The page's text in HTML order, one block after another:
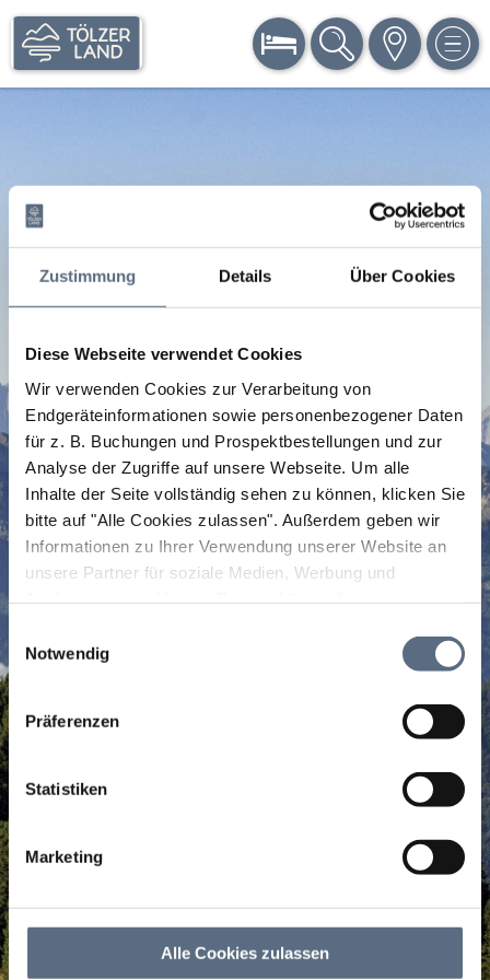
Zustimmung Details Über Cookies
Diese Webseite verwendet Cookies
Wir verwenden Cookies zur Verarbeitung von
Endgeräteinformationen sowie personenbezogener Daten
für z. B. Buchungen und Prospektbestellungen und zur
Analyse der Zugriffe auf unsere Webseite. Um alle
Inhalte der Seite vollständig sehen zu können, klicken Sie
bitte auf "Alle Cookies zulassen". Außerdem geben wir
Informationen zu Ihrer Verwendung unserer Website an
unsere Partner für soziale Medien, Werbung und
zusammen, die Sie ihnen bereitgestellt haben oder die
sie im Rahmen Ihrer Nutzung der Dienste gesammelt
Notwendig
Präferenzen
Statistiken
Marketing
Alle Cookies zulassen
BUCHEN SUCHE KARTE MENÜ